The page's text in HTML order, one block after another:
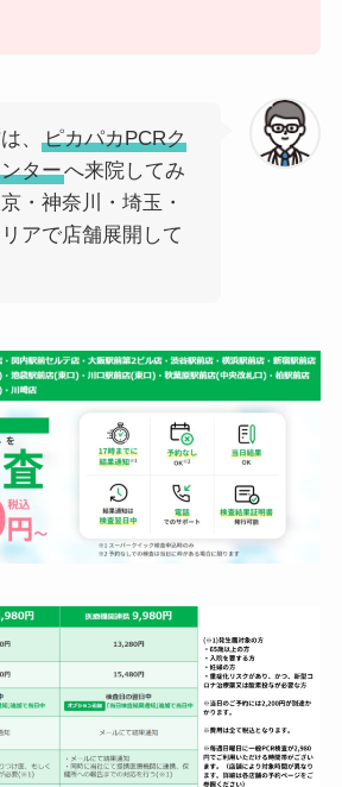
、
ピカパカPCRク
ターへ来院してみ
・神奈川・埼玉・
アで店舗展開して